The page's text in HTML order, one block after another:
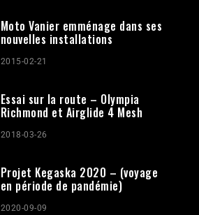
Moto Vanier emménage dans ses
nouvelles installations
2015-02-21
Essai sur la route – Olympia
Richmond et Airglide 4 Mesh
2018-03-26
Projet Kegaska 2020 – (voyage
en période de pandémie)
2020-09-09